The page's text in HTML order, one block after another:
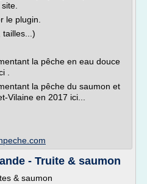
le plugin.
tailles...)
la pêche en eau douce
.
la pêche du saumon et
Vilaine en 2017 ici...
- Truite & saumon
& saumon